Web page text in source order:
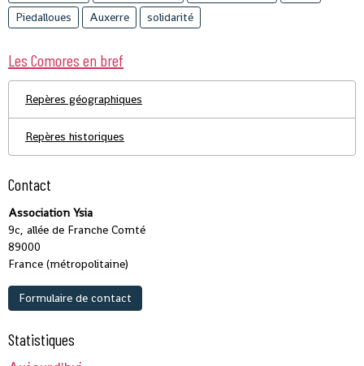
Piedalloues
Auxerre solidarité
Les Comores en bref
Repères géographiques
Repères historiques
Contact
Association Ysia
9c, allée de Franche Comté
89000
France (métropolitaine)
Formulaire de contact
Statistiques